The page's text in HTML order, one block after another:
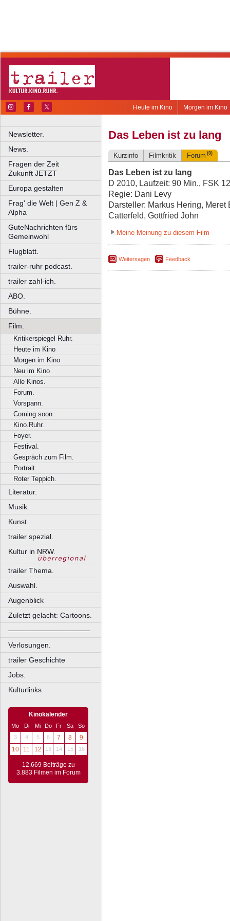
Morgen im Kino
Heute im Kino
Newsletter.
News.
Fragen der Zeit
Zukunft JETZT
Europa gestalten
Frag' die Welt | Gen Z &
Alpha
GuteNachrichten fürs
Gemeinwohl
Flugblatt.
trailer-ruhr podcast.
trailer zahl-ich.
ABO.
Bühne.
Film.
Kritikerspiegel Ruhr.
Heute im Kino
Morgen im Kino
Neu im Kino
Alle Kinos.
Forum.
Vorspann.
Coming soon.
Kino.Ruhr.
Foyer.
Festival.
Gespräch zum Film.
Portrait.
Roter Teppich.
Literatur.
Musik.
Kunst.
trailer spezial.
Kultur in NRW.
trailer Thema.
Auswahl.
Augenblick
Zuletzt gelacht: Cartoons.
––––––––––––––––––––
Verlosungen.
trailer Geschichte
Jobs.
Kulturlinks.
Kinokalender
Mo Di Mi Do Fr Sa
So
3
4 5 6 7 8
9
10
11 12 13 14 15 16
12.669 Beiträge zu
3.883 Filmen im Forum
Das Leben ist zu lang
Kurzinfo Filmkritik Forum (0)
Das Leben ist zu lang
D 2010, Laufzeit: 90 Min., FSK 12
Regie: Dani Levy
Darsteller: Markus Hering,
Catterfeld, Gottfried John
Meine Meinung zu diesem Film
Weitersagen Feedback